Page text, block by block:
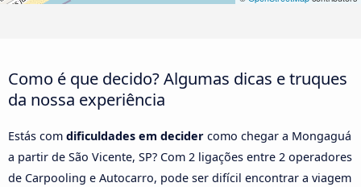
Como é que decido? Algumas dicas e truques
da nossa experiência
Estás com dificuldades em decider como chegar a Mongaguá
a partir de São Vicente, SP? Com 2 ligações entre 2 operadores
de Carpooling e Autocarro, pode ser difícil encontrar a viagem